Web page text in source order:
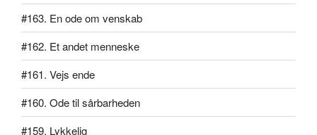
#163. En ode om venskab
#162. Et andet menneske
#161. Vejs ende
#160. Ode til sårbarheden
#159. Lykkelig